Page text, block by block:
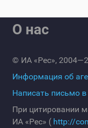
О нас
© ИА «Рес»,
Информация об
Написать письмо
При цитировании
ИА «Рес» ( http://